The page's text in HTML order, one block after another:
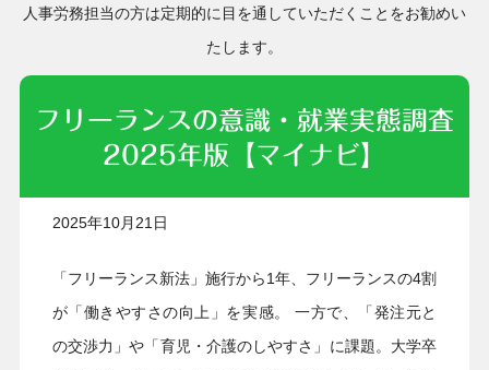
人事労務担当の方は定期的に目を通していただくことをお勧めい
たします。
フリーランスの意識・就業実態調査
2025年版【マイナビ】
2025年10月21日
「フリーランス新法」施行から1年、フリーランスの4割
が「働きやすさの向上」を実感。 一方で、「発注元と
の交渉力」や「育児・介護のしやすさ」に課題。大学卒